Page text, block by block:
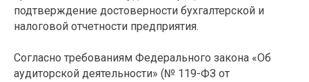
подтверждение достоверности бухгалтерской и
налоговой отчетности предприятия.
Согласно требованиям Федерального закона «Об
аудиторской деятельности» (№ 119-ФЗ от